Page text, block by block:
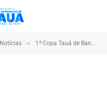
Notícias » 1ª Copa Tauá de Bandas e Fanfarra reúne talento e cultura no município